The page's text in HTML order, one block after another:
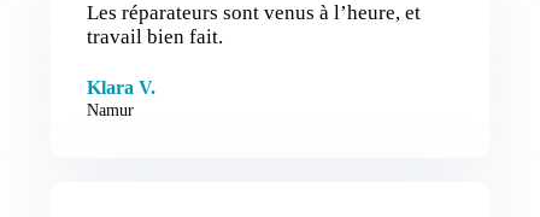
Les réparateurs sont venus à l’heure, et
travail bien fait.
Klara V.
Namur